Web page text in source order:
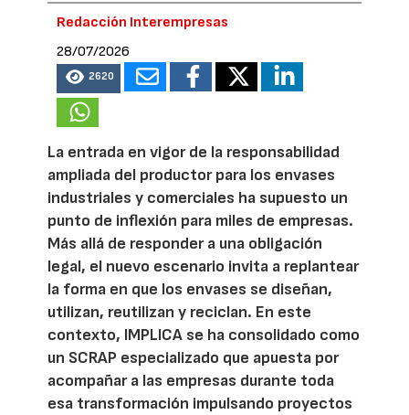
Redacción Interempresas
28/07/2026
2620
La entrada en vigor de la responsabilidad
ampliada del productor para los envases
industriales y comerciales ha supuesto un
punto de inflexión para miles de empresas.
Más allá de responder a una obligación
legal, el nuevo escenario invita a replantear
la forma en que los envases se diseñan,
utilizan, reutilizan y reciclan. En este
contexto, IMPLICA se ha consolidado como
un SCRAP especializado que apuesta por
acompañar a las empresas durante toda
esa transformación impulsando proyectos